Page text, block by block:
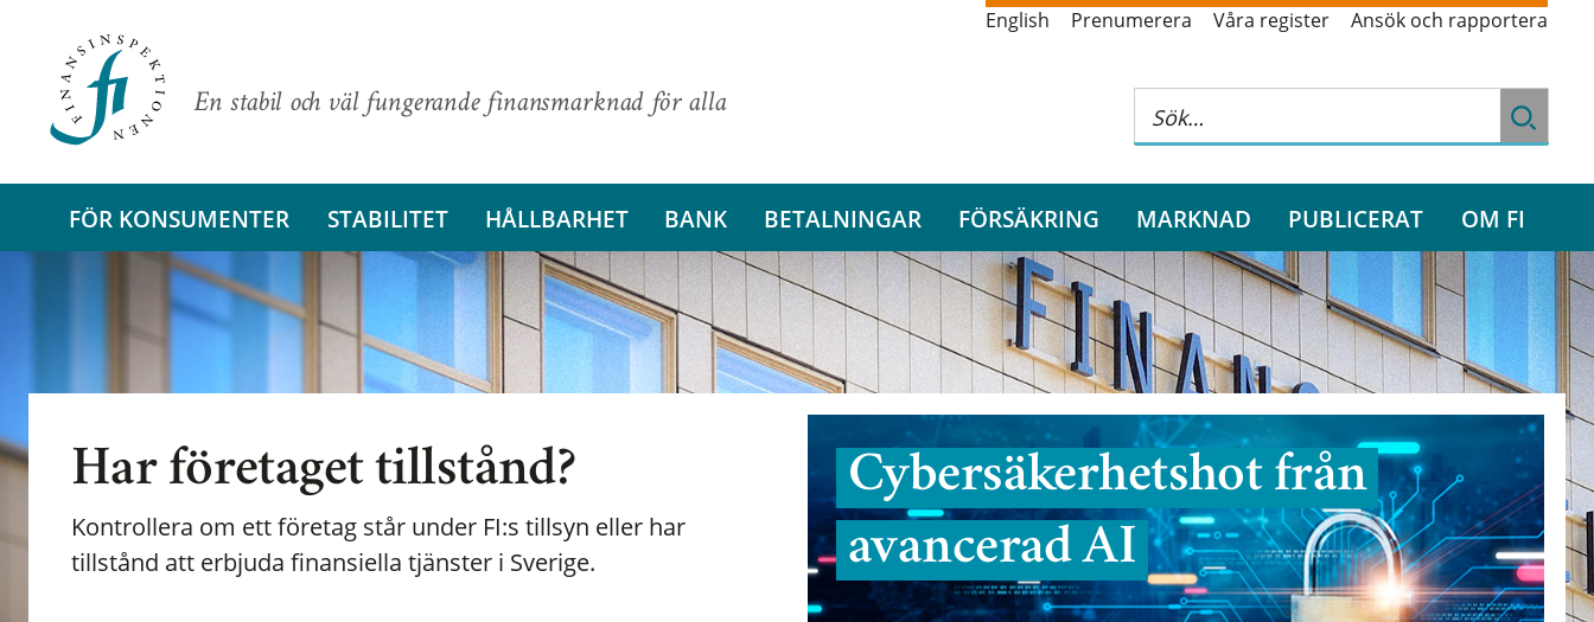
En stabil och väl fungerande finansmarknad för alla
English Prenumerera Våra register Ansök och rapportera
FÖR KONSUMENTER STABILITET HÅLLBARHET BANK BETALNINGAR FÖRSÄKRING MARKNAD PUBLICERAT OM FI
Har företaget tillstånd?
Kontrollera om ett företag står under FI:s tillsyn eller har
tillstånd att erbjuda finansiella tjänster i Sverige.
Cybersäkerhetshot från
avancerad AI